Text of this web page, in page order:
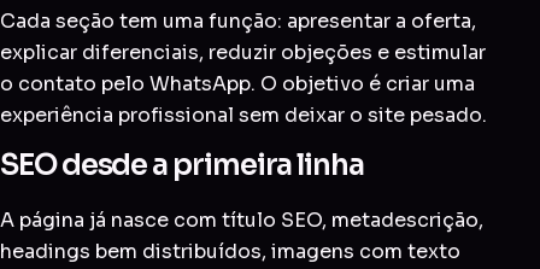
Cada seção tem uma função: apresentar a oferta,
explicar diferenciais, reduzir objeções e estimular
o contato pelo WhatsApp. O objetivo é criar uma
experiência profissional sem deixar o site pesado.
SEO desde a primeira linha
A página já nasce com título SEO, metadescrição,
headings bem distribuídos, imagens com texto